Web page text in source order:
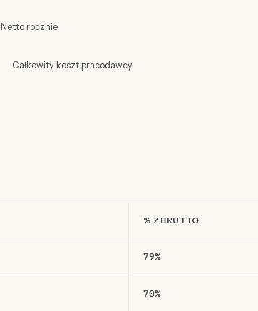
Netto rocznie
Całkowity koszt pracodawcy
% Z BRUTTO
79%
70%